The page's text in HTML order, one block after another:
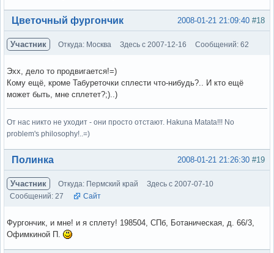
Вне форума #18
2008-01-21 21:09:40
Цветочный фургончик
Участник Откуда: Москва Здесь с 2007-12-16 Сообщений: 62
Эхх, дело то продвигается!=)
Кому ещё, кроме Табуреточки сплести что-нибудь?.. И кто ещё
может быть, мне сплетет?;)..)
От нас никто не уходит - они просто отстают. Hakuna Matata!!! No
problem's philosophy!..=)
Вне форума #19
2008-01-21 21:26:30
Полинка
Участник Откуда: Пермский край
Здесь с 2007-07-10
Сообщений: 27
Сайт
Фургончик, и мне! и я сплету! 198504, СПб, Ботаническая, д. 66/3,
Офимкиной П.